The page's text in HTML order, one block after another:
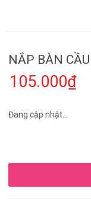
NẮP BÀN
105.000₫
Đang cập nhật...